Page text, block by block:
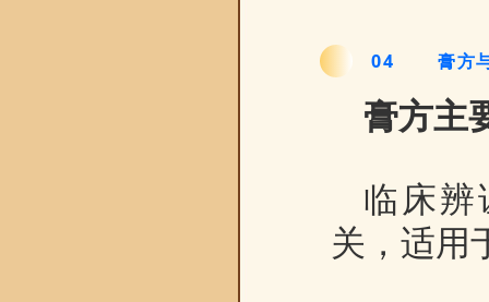
04 膏方
膏方主
临床辨
关，适用